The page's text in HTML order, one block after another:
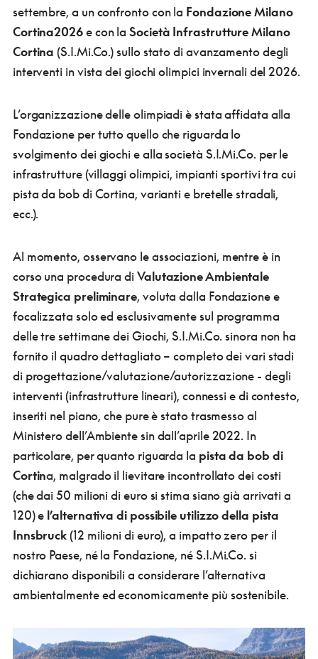
settembre, a un confronto con la Fondazione Milano
Cortina2026e con laSocietà Infrastrutture Milano
Cortina (S.I.Mi.Co.) sullo stato di avanzamento degli
interventi in vista dei giochi olimpici invernali del 2026.
L’organizzazione delle olimpiadi è stata affidata alla
Fondazione per tutto quello che riguarda lo
svolgimento dei giochi e alla società S.I.Mi.Co. per le
infrastrutture (villaggi olimpici, impianti sportivi tra cui
pista da bob di Cortina, varianti e bretelle stradali,
ecc.).
Al momento, osservano le associazioni, mentre è in
corso una procedura diValutazione Ambientale
Strategica preliminare, voluta dalla Fondazione e
focalizzata solo ed esclusivamente sul programma
delle tre settimane dei Giochi, S.I.Mi.Co. sinora non ha
fornito il quadro dettagliato – completo dei vari stadi
di progettazione/valutazione/autorizzazione - degli
interventi (infrastrutture lineari), connessi e di contesto,
inseriti nel piano, che pure è stato trasmesso al
Ministero dell’Ambiente sin dall’aprile 2022. In
particolare, per quanto riguarda la pista da bob di
Cortina, malgrado il lievitare incontrollato dei costi
(che dai 50 milioni di euro si stima siano già arrivati a
120) e l’alternativa di possibile utilizzo della pista
Innsbruck(12 milioni di euro), a impatto zero per il
nostro Paese, né la Fondazione, né S.I.Mi.Co. si
dichiarano disponibili a considerare l’alternativa
ambientalmente ed economicamente più sostenibile.